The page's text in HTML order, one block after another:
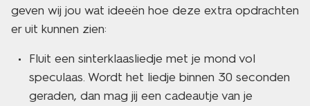
geven wij jou wat ideeën hoe deze extra opdrachten
er uit kunnen zien:
Fluit een sinterklaasliedje met je mond vol
speculaas. Wordt het liedje binnen 30 seconden
geraden, dan mag jij een cadeautje van je